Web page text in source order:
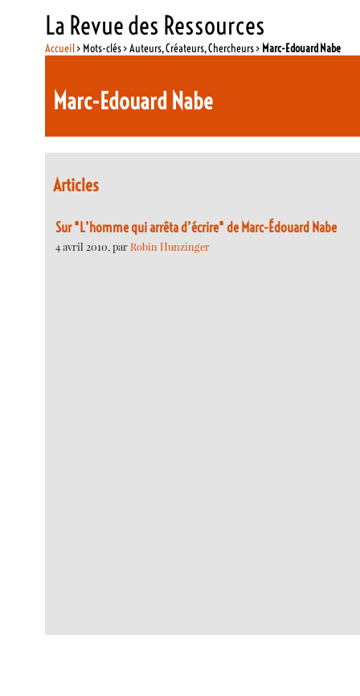
La Revue des Ressources
Accueil> Mots-clés > Auteurs, Créateurs, Chercheurs > Marc-Edouard Nabe
Marc-Edouard Nabe
Articles
Sur "L’homme qui arrêta d’écrire" de Marc-Édouard Nabe
4 avril 2010, parRobin Hunzinger